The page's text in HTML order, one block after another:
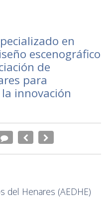
en
escenográfico
de
para
innovación
del Henares (AEDHE)